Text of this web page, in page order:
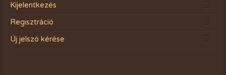
Kijelentkezés
Regisztráció
Új jelszó kérése